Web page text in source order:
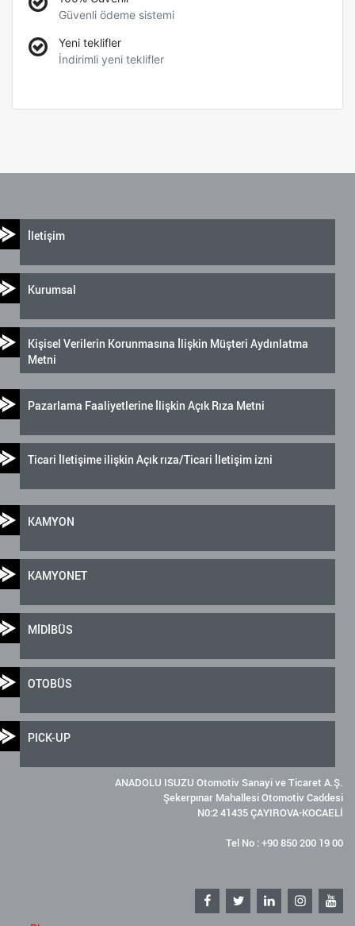
Güvenli ödeme sistemi
Yeni teklifler
İndirimli yeni teklifler
İletişim
Kurumsal
Kişisel Verilerin Korunmasına İlişkin Müşteri Aydınlatma
Metni
Pazarlama Faaliyetlerine İlişkin Açık Rıza Metni
Ticari İletişime ilişkin Açık rıza/Ticari İletişim izni
KAMYON
KAMYONET
MİDİBÜS
OTOBÜS
PICK-UP
ANADOLU ISUZU Otomotiv Sanayi ve Ticaret A.Ş.
Şekerpınar Mahallesi Otomotiv Caddesi
N0:2 41435 ÇAYIROVA-KOCAELİ
Tel No : +90 850 200 19 00